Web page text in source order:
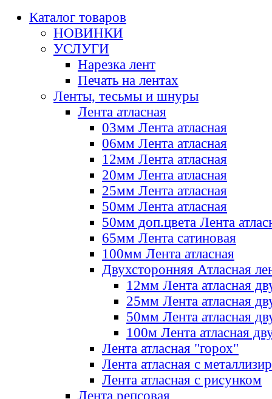
Каталог товаров
НОВИНКИ
УСЛУГИ
Нарезка лент
Печать на лентах
Ленты, тесьмы и шнуры
Лента атласная
03мм Лента атласная
06мм Лента атласная
12мм Лента атласная
20мм Лента атласная
25мм Лента атласная
50мм Лента атласная
50мм доп.цвета Лента
65мм Лента сатиновая
100мм Лента атласная
Двухсторонняя Атласная
12мм Лента атласная
25мм Лента атласная
50мм Лента атласная
100м Лента атласная
Лента атласная "горох"
Лента атласная с
Лента атласная с рисунком
Лента репсовая